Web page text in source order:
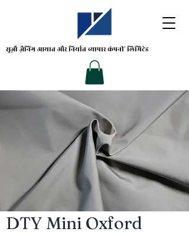
सूज़ौ ज़ैनिंगआयात और निर्यात व्यापार कंपनी' लिमिटेड
DTY Mini Oxford